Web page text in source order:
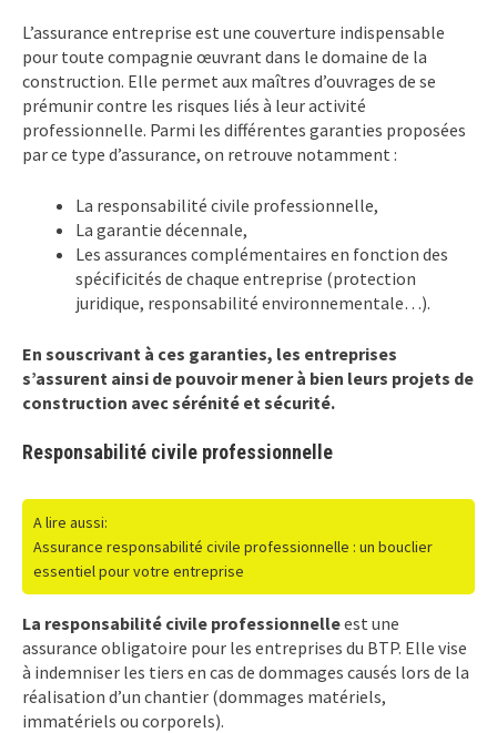
L’assurance entreprise est une couverture indispensable
pour toute compagnie œuvrant dans le domaine de la
construction. Elle permet aux maîtres d’ouvrages de se
prémunir contre les risques liés à leur activité
professionnelle. Parmi les différentes garanties proposées
par ce type d’assurance, on retrouve notamment :
La responsabilité civile professionnelle,
La garantie décennale,
Les assurances complémentaires en fonction des
spécificités de chaque entreprise (protection
juridique, responsabilité environnementale…).
En souscrivant à ces garanties, les entreprises
s’assurent ainsi de pouvoir mener à bien leurs projets de
construction avec sérénité et sécurité.
Responsabilité civile professionnelle
A lire aussi:
Assurance responsabilité civile professionnelle : un bouclier
essentiel pour votre entreprise
La responsabilité civile professionnelleest une
assurance obligatoire pour les entreprises du BTP. Elle vise
à indemniser les tiers en cas de dommages causés lors de la
réalisation d’un chantier (dommages matériels,
immatériels ou corporels).